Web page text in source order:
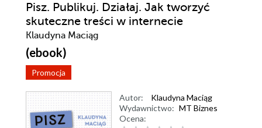
Pisz. Publikuj. Działaj. Jak tworzyć
skuteczne treści w internecie
Klaudyna Maciąg
(ebook)
Promocja
Autor:
Klaudyna Maciąg
Wydawnictwo: MT Biznes
Ocena: